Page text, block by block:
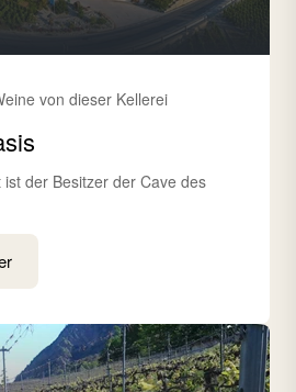
von dieser Kellerei
der Besitzer der Cave des